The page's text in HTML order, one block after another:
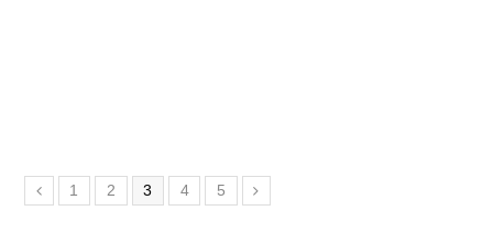
1 2 3 4 5